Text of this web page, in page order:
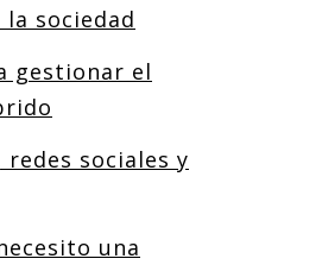
sociedad
gestionar el
redes sociales y
una